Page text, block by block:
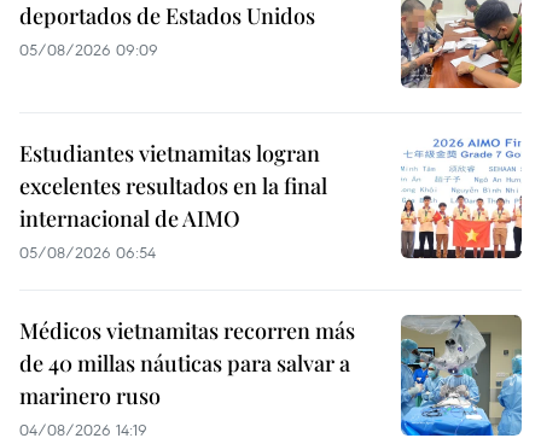
deportados de Estados Unidos
05/08/2026 09:09
Estudiantes vietnamitas logran
excelentes resultados en la final
internacional de AIMO
05/08/2026 06:54
Médicos vietnamitas recorren más
de 40 millas náuticas para salvar a
marinero ruso
04/08/2026 14:19